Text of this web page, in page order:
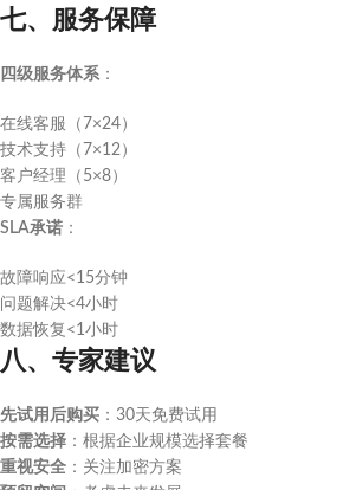
七、服务保障
四级服务体系 ：
在线客服（7×24）
技术支持（7×12）
客户经理（5×8）
专属服务群
SLA承诺 ：
故障响应<15分钟
问题解决<4小时
数据恢复<1小时
八、专家建议
先试用后购买 ：30天免费试用
按需选择 ：根据企业规模选择套餐
重视安全 ：关注加密方案